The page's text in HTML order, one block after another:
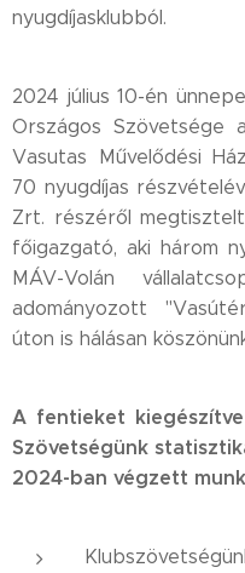
nyugdíjasklubból.
2024 július 10-én
Országos Szövetsége
Vasutas Művelődési
70 nyugdíjas
Zrt. részéről
főigazgató, aki három
MÁV-Volán
adományozott
úton is hálásan
A fentieket
Szövetségünk
2024-ban végzett